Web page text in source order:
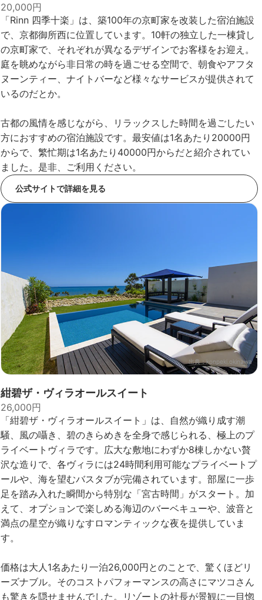
20,000円
「Rinn 四季十楽」は、築100年の京町家を改装した宿泊施設
で、京都御所西に位置しています。10軒の独立した一棟貸し
の京町家で、それぞれが異なるデザインでお客様をお迎え。
庭を眺めながら非日常の時を過ごせる空間で、朝食やアフタ
ヌーンティー、ナイトバーなど様々なサービスが提供されて
いるのだとか。
古都の風情を感じながら、リラックスした時間を過ごしたい
方におすすめの宿泊施設です。最安値は1名あたり20000円
からで、繁忙期は1名あたり40000円からだと紹介されてい
ました。是非、ご利用ください。
公式サイトで詳細を見る
出典：konpeki.okinawa
紺碧ザ・ヴィラオールスイート
26,000円
「紺碧ザ・ヴィラオールスイート」は、自然が織り成す潮
騒、風の囁き、碧のきらめきを全身で感じられる、極上のプ
ライベートヴィラです。広大な敷地にわずか8棟しかない贅
沢な造りで、各ヴィラには24時間利用可能なプライベートプ
ールや、海を望むバスタブが完備されています。部屋に一歩
足を踏み入れた瞬間から特別な「宮古時間」がスタート。加
えて、オプションで楽しめる海辺のバーベキューや、波音と
満点の星空が織りなすロマンティックな夜を提供していま
す。
価格は大人1名あたり一泊26,000円とのことで、驚くほどリ
ーズナブル。そのコストパフォーマンスの高さにマツコさん
も驚きを隠せませんでした。リゾートの社長が景観に一目惚